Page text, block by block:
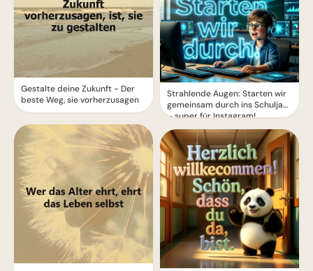
Gestalte deine Zukunft - Der
beste Weg, sie vorherzusagen
Strahlende Augen: Starten wir
gemeinsam durch ins Schuljahr
– super für Instagram!